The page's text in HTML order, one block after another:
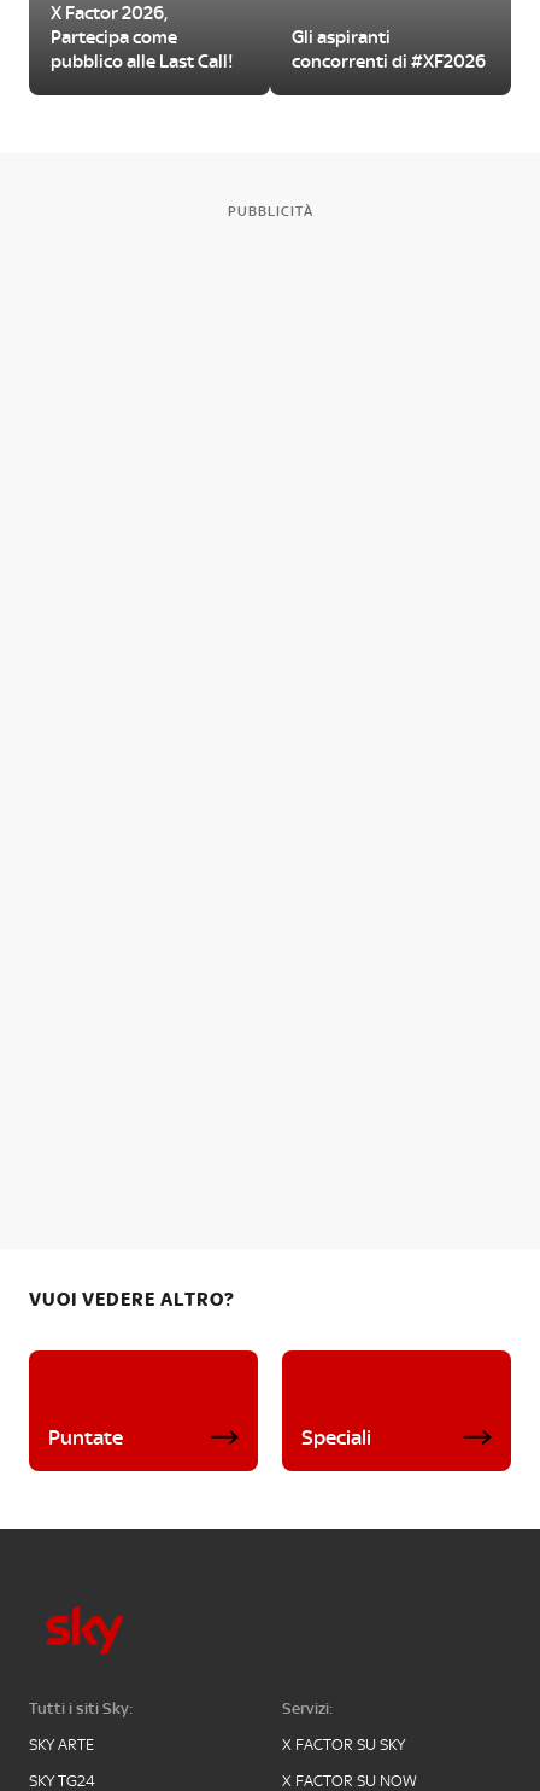
X Factor 2026,
Partecipa come
pubblico alle Last Call!
Gli aspiranti
concorrenti di #XF2026
PUBBLICITÀ
VUOI VEDERE ALTRO?
Puntate Speciali
Tutti i siti Sky:
SKY ARTE
SKY TG24
Servizi:
X FACTOR SU SKY
X FACTOR SU NOW